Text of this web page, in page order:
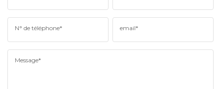
N° de téléphone* email*
Message*